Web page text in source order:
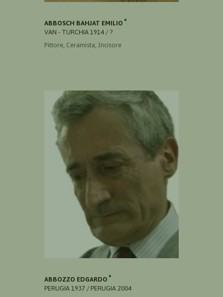
ABBOSCH BAHJAT EMILIO
VAN - TURCHIA 1914 / ?
Pittore, Ceramista, Incisore
ABBOZZO EDGARDO
PERUGIA 1937 / PERUGIA 2004